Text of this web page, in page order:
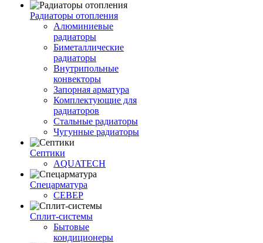
Радиаторы отопления
Алюминиевые
радиаторы
Биметаллические
радиаторы
Внутрипольные
конвекторы
Запорная арматура
Комплектующие для
радиаторов
Стальные радиаторы
Чугунные радиаторы
Септики
AQUATECH
Спецарматура
СЕВЕР
Сплит-системы
Бытовые
кондиционеры